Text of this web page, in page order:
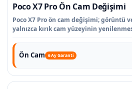
Poco X7 Pro Ön Cam Değişimi
Poco X7 Pro ön cam değişimi; görüntü
yalnızca kırık cam yüzeyinin
Ön Cam 6 Ay Garanti